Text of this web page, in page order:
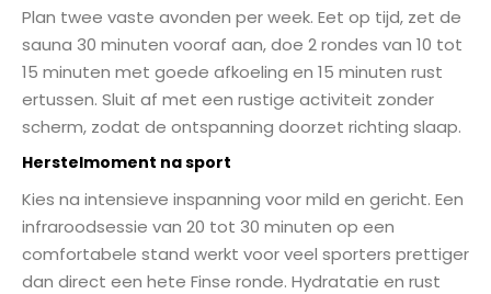
Plan twee vaste avonden per week. Eet op tijd, zet de
sauna 30 minuten vooraf aan, doe 2 rondes van 10 tot
15 minuten met goede afkoeling en 15 minuten rust
ertussen. Sluit af met een rustige activiteit zonder
scherm, zodat de ontspanning doorzet richting slaap.
Herstelmoment na sport
Kies na intensieve inspanning voor mild en gericht. Een
infraroodsessie van 20 tot 30 minuten op een
comfortabele stand werkt voor veel sporters prettiger
dan direct een hete Finse ronde. Hydratatie en rust